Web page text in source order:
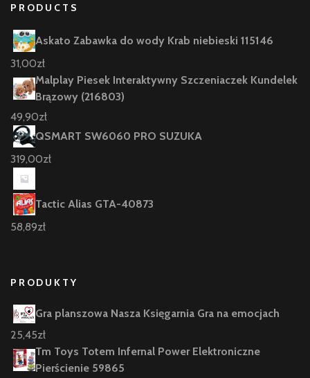
PRODUCTS
Askato Zabawka do wody Krab niebieski 115146
31,00zł
Malplay Piesek Interaktywny Szczeniaczek Kundelek
Brązowy (216803)
49,90zł
QSMART SW6060 PRO SUZUKA
319,00zł
Tactic Alias GTA-40873
58,89zł
PRODUKTY
Gra planszowa Nasza Księgarnia Gra na emocjach
25,45zł
Tm Toys Totem Infernal Power Elektroniczne
Pierścienie 59865